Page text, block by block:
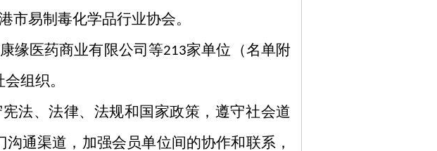
市易制毒化学品行业协会。
缘医药商业有限公司等213家单位（名单附
组织。
法、法律、法规和国家政策，遵守社会道
通渠道，加强会员单位间的协作和联系，